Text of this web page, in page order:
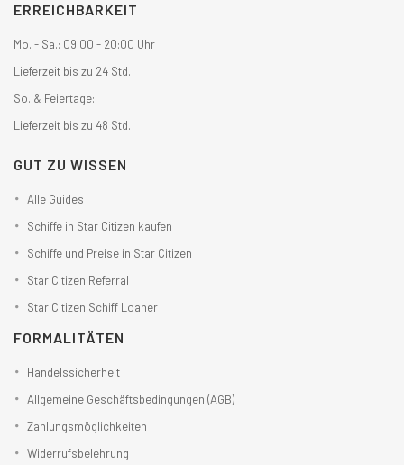
ERREICHBARKEIT
Mo. - Sa.: 09:00 - 20:00 Uhr
Lieferzeit bis zu 24 Std.
So. & Feiertage:
Lieferzeit bis zu 48 Std.
GUT ZU WISSEN
Alle Guides
Schiffe in Star Citizen kaufen
Schiffe und Preise in Star Citizen
Star Citizen Referral
Star Citizen Schiff Loaner
FORMALITÄTEN
Handelssicherheit
Allgemeine Geschäftsbedingungen (AGB)
Zahlungsmöglichkeiten
Widerrufsbelehrung